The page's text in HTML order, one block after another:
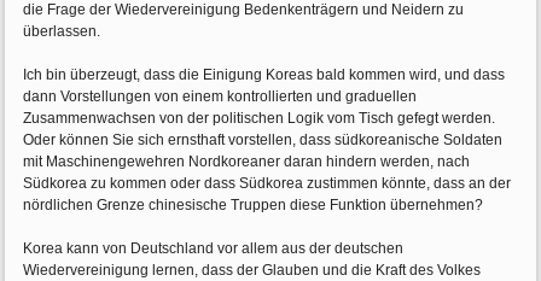
die Frage der Wiedervereinigung Bedenkenträgern und Neidern zu
überlassen.
Ich bin überzeugt, dass die Einigung Koreas bald kommen wird, und dass
dann Vorstellungen von einem kontrollierten und graduellen
Zusammenwachsen von der politischen Logik vom Tisch gefegt werden.
Oder können Sie sich ernsthaft vorstellen, dass südkoreanische Soldaten
mit Maschinengewehren Nordkoreaner daran hindern werden, nach
Südkorea zu kommen oder dass Südkorea zustimmen könnte, dass an der
nördlichen Grenze chinesische Truppen diese Funktion übernehmen?
Korea kann von Deutschland vor allem aus der deutschen
Wiedervereinigung lernen, dass der Glauben und die Kraft des Volkes